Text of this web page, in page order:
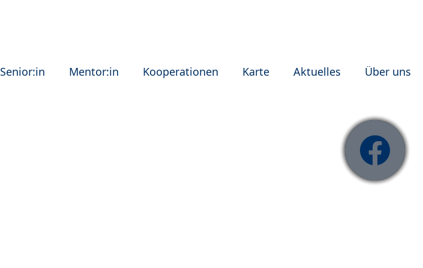
Senior:in Mentor:in Kooperationen Karte Aktuelles Über uns